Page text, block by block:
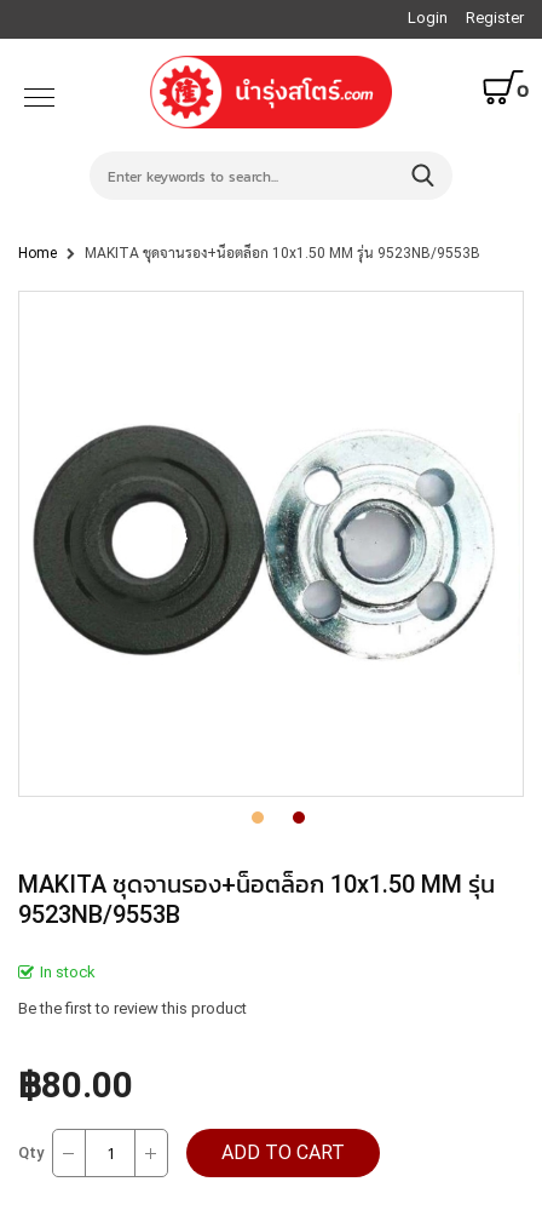
Login Register
0
Home MAKITA ชุดจานรอง+น็อตล็อก 10x1.50 MM รุ่น 9523NB/9553B
MAKITA ชุดจานรอง+น็อตล็อก 10x1.50 MM รุ่น
9523NB/9553B
In stock
Be the first to review this product
฿80.00
Qty ADD TO CART